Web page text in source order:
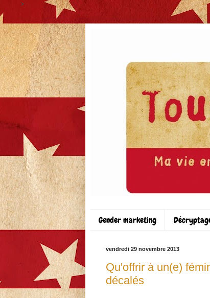
>
Gender marketing
vendredi 29 novembre 2013
Qu'offrir à un(e)
décalés